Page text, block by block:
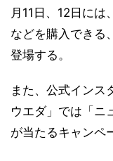
月11日、12日には
などを購入できる
登場する。
また、公式インス
ウエダ」では「ニ
が当たるキャンペ